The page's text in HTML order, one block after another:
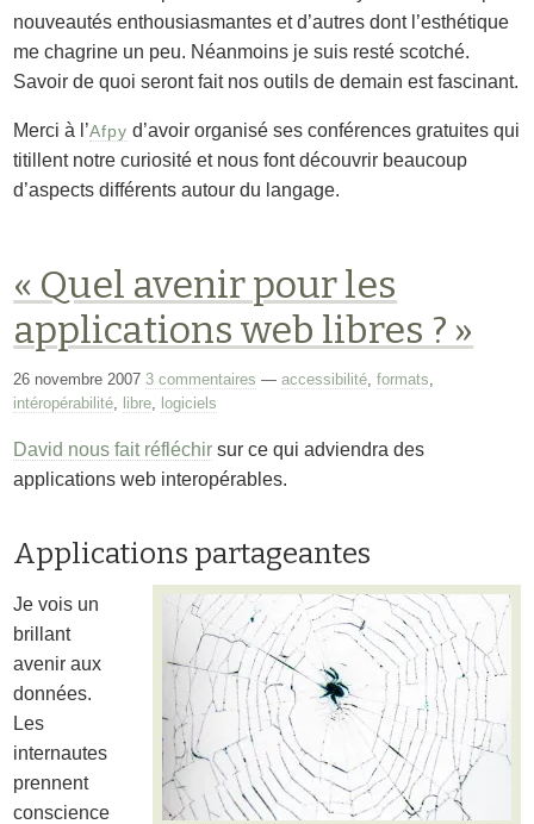
nouveautés enthousiasmantes et d’autres dont l’esthétique
me chagrine un peu. Néanmoins je suis resté scotché.
Savoir de quoi seront fait nos outils de demain est fascinant.
Merci à l’Afpy d’avoir organisé ses conférences gratuites qui
titillent notre curiosité et nous font découvrir beaucoup
d’aspects différents autour du langage.
« Quel avenir pour les
applications web libres ? »
26 novembre 2007 3 commentaires —accessibilité ,formats
intéropérabilité libre logiciels
David nous fait réfléchir sur ce qui adviendra des
applications web interopérables.
Applications partageantes
Je vois un
brillant
avenir aux
données.
Les
internautes
prennent
conscience